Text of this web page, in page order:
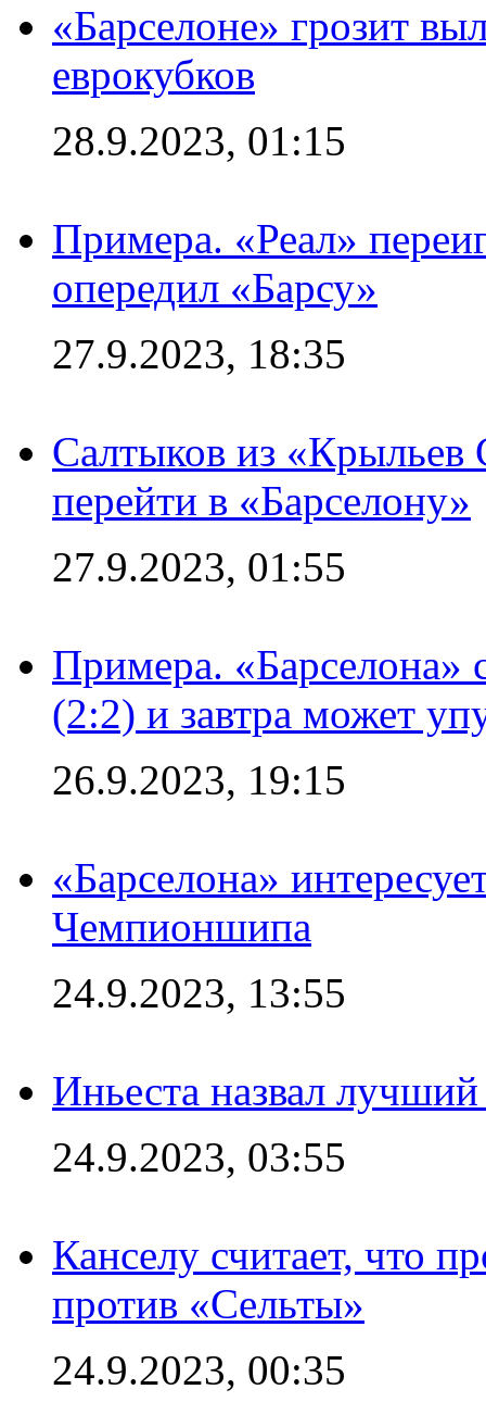
«Барселоне» грозит
еврокубков
28.9.2023, 01:15
Примера. «Реал»
опередил «Барсу»
27.9.2023, 18:35
Салтыков из «Крыльев
перейти в «Барселону»
27.9.2023, 01:55
Примера. «Барселона»
(2:2) и завтра может
26.9.2023, 19:15
«Барселона»
Чемпионшипа
24.9.2023, 13:55
Иньеста назвал
24.9.2023, 03:55
Канселу считает, что
против «Сельты»
24.9.2023, 00:35